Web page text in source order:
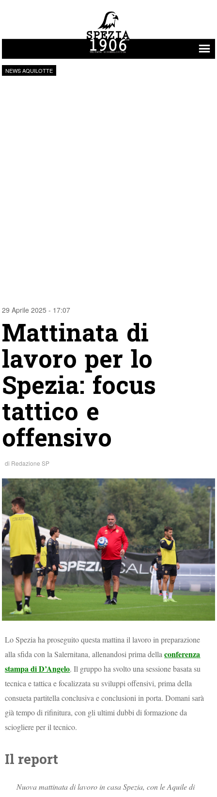
Vai al contenuto
NEWS AQUILOTTE
29 Aprile 2025 - 17:07
Mattinata di
lavoro per lo
Spezia: focus
tattico e
offensivo
di Redazione SP
Lo Spezia ha proseguito questa mattina il lavoro in preparazione
alla sfida con la Salernitana, allenandosi prima dellaconferenza
stampa di D’Angelo. Il gruppo ha svolto una sessione basata su
tecnica e tattica e focalizzata su sviluppi offensivi, prima della
consueta partitella conclusiva e conclusioni in porta. Domani sarà
già tempo di rifinitura, con gli ultimi dubbi di formazione da
sciogliere per il tecnico.
Il report
Nuova mattinata di lavoro in casa Spezia, con le Aquile di